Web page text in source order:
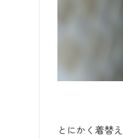
とにかく着替